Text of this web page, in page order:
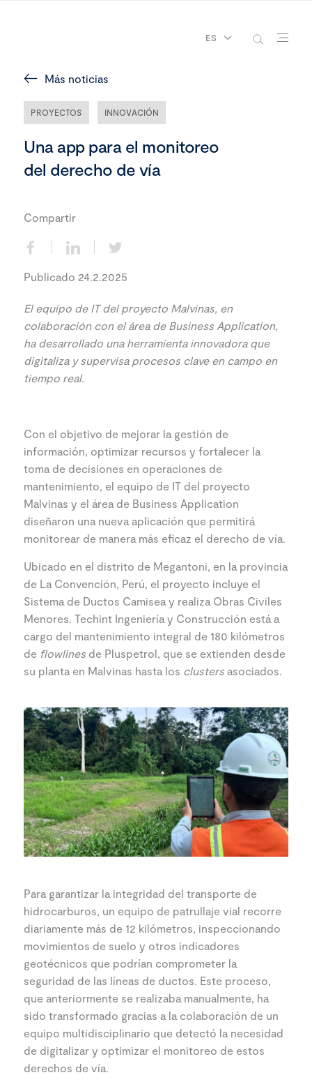
ES
Más noticias
PROYECTOS INNOVACIÓN
Una app para el monitoreo
del derecho de vía
Compartir
Publicado 24.2.2025
El equipo de IT del proyecto Malvinas, en
colaboración con el área de Business Application,
ha desarrollado una herramienta innovadora que
digitaliza y supervisa procesos clave en campo en
tiempo real.
Con el objetivo de mejorar la gestión de
información, optimizar recursos y fortalecer la
toma de decisiones en operaciones de
mantenimiento, el equipo de IT del proyecto
Malvinas y el área de Business Application
diseñaron una nueva aplicación que permitirá
monitorear de manera más eficaz el derecho de vía.
Ubicado en el distrito de Megantoni, en la provincia
de La Convención, Perú, el proyecto incluye el
Sistema de Ductos Camisea y realiza Obras Civiles
Menores. Techint Ingeniería y Construcción está a
cargo del mantenimiento integral de 180 kilómetros
de flowlines de Pluspetrol, que se extienden desde
su planta en Malvinas hasta los clusters asociados.
Para garantizar la integridad del transporte de
hidrocarburos, un equipo de patrullaje vial recorre
diariamente más de 12 kilómetros, inspeccionando
movimientos de suelo y otros indicadores
geotécnicos que podrían comprometer la
seguridad de las líneas de ductos. Este proceso,
que anteriormente se realizaba manualmente, ha
sido transformado gracias a la colaboración de un
equipo multidisciplinario que detectó la necesidad
de digitalizar y optimizar el monitoreo de estos
derechos de vía.